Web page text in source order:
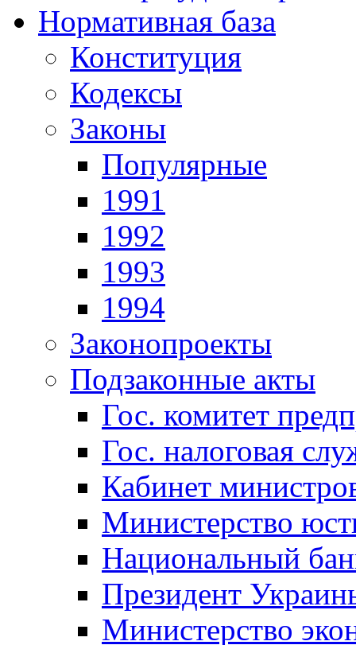
Нормативная база
Конституция
Кодексы
Законы
Популярные
1991
1992
1993
1994
Законопроекты
Подзаконные акты
Гос. комитет
Гос. налоговая
Кабинет
Министерство
Национальный
Президент
Министерство